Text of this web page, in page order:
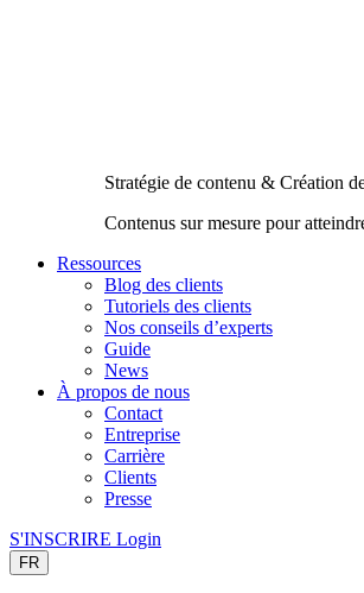
Stratégie de contenu & Création
Contenus sur mesure pour
Ressources
Blog des clients
Tutoriels des clients
Nos conseils d’experts
Guide
News
À propos de nous
Contact
Entreprise
Carrière
Clients
Presse
S'INSCRIRE Login
FR